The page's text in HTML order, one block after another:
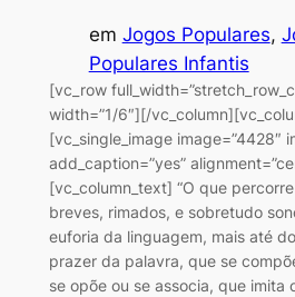
em Jogos Populares,
Populares Infantis
[vc_row
width=”1/6″][/
[vc_single_image image=”4428″
add_caption=”yes”
[vc_column_text] “O que
breves, rimados, e sobretudo
euforia da linguagem, mais até
prazer da palavra, que se
se opõe ou se associa, que imita